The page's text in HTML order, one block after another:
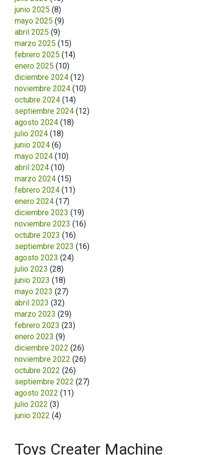
junio 2025 (8)
mayo 2025 (9)
abril 2025 (9)
marzo 2025 (15)
febrero 2025 (14)
enero 2025 (10)
diciembre 2024 (12)
noviembre 2024 (10)
octubre 2024 (14)
septiembre 2024 (12)
agosto 2024 (18)
julio 2024 (18)
junio 2024 (6)
mayo 2024 (10)
abril 2024 (10)
marzo 2024 (15)
febrero 2024 (11)
enero 2024 (17)
diciembre 2023 (19)
noviembre 2023 (16)
octubre 2023 (16)
septiembre 2023 (16)
agosto 2023 (24)
julio 2023 (28)
junio 2023 (18)
mayo 2023 (27)
abril 2023 (32)
marzo 2023 (29)
febrero 2023 (23)
enero 2023 (9)
diciembre 2022 (26)
noviembre 2022 (26)
octubre 2022 (26)
septiembre 2022 (27)
agosto 2022 (11)
julio 2022 (3)
junio 2022 (4)
Toys Creater Machine